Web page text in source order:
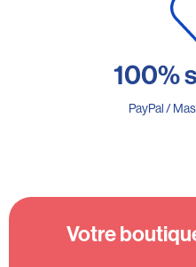
100%
PayPal /
Votre